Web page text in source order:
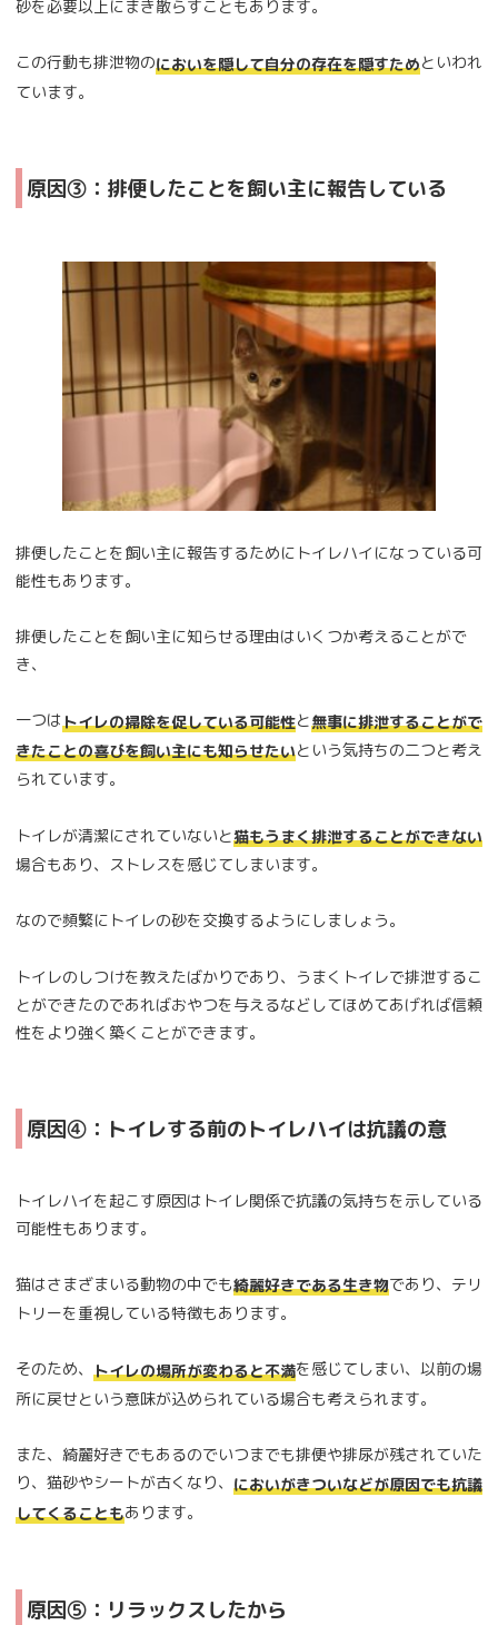
砂を必要以上にまき散らすこともあります。
この行動も排泄物のにおいを隠して自分の存在を隠すためといわれ
ています。
原因③：排便したことを飼い主に報告している
排便したことを飼い主に報告するためにトイレハイになっている可
能性もあります。
排便したことを飼い主に知らせる理由はいくつか考えることがで
き、
一つはトイレの掃除を促している可能性と無事に排泄することがで
きたことの喜びを飼い主にも知らせたいという気持ちの二つと考え
られています。
トイレが清潔にされていないと猫もうまく排泄することができない
場合もあり、ストレスを感じてしまいます。
なので頻繁にトイレの砂を交換するようにしましょう。
トイレのしつけを教えたばかりであり、うまくトイレで排泄するこ
とができたのであればおやつを与えるなどしてほめてあげれば信頼
性をより強く築くことができます。
原因④：トイレする前のトイレハイは抗議の意
トイレハイを起こす原因はトイレ関係で抗議の気持ちを示している
可能性もあります。
猫はさまざまいる動物の中でも綺麗好きである生き物であり、テリ
トリーを重視している特徴もあります。
そのため、 トイレの場所が変わると不満を感じてしまい、以前の場
所に戻せという意味が込められている場合も考えられます。
また、綺麗好きでもあるのでいつまでも排便や排尿が残されていた
り、猫砂やシートが古くなり、 においがきついなどが原因でも抗議
してくることもあります。
原因⑤：リラックスしたから